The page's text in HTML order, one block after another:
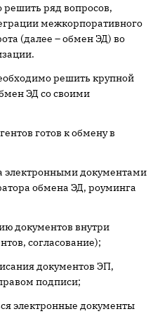
ряд вопросов,
межкорпоративного
(далее – обмен ЭД) во
решить крупной
ЭД со своими
готов к обмену в
электронными документами
обмена ЭД, роуминга
документов внутри
согласование);
документов ЭП,
подписи;
электронные документы